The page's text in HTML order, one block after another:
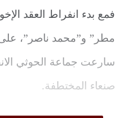
فمع بدء انفراط العقد
مطر” و”محمد ناصر”، على
سارعت جماعة الحوثي
صنعاء المختطفة.